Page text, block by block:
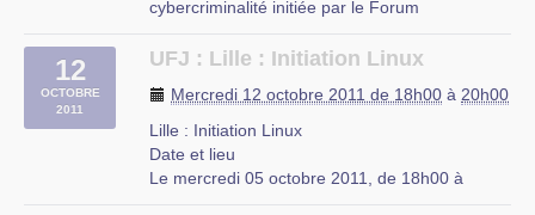
métro République - Beaux Arts.
cybercriminalité initiée par le Forum
a pour objectif d’opérer un focus sur la sécurité
territoriales. De la convergence d’un (…)
Cité des échanges
40 rue Eugène JACQUET
59700 Marcq en Baroeul
12
OCTOBRE
2011
UFJ : Lille : Initiation Linux
Mercredi 12 octobre 2011 de 18h00 à 20h00
Lille : Initiation Linux
Date et lieu
Le mercredi 05 octobre 2011, de 18h00 à